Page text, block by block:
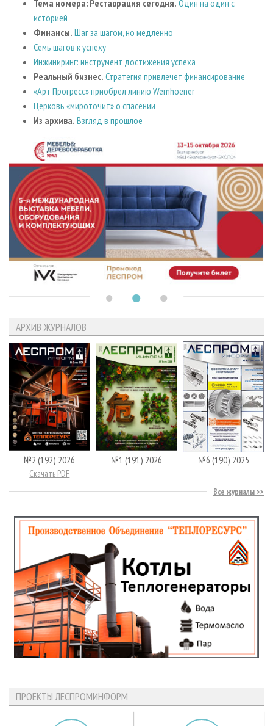
Тема номера: Реставрация сегодня. Один на один с
историей
Финансы. Шаг за шагом, но медленно
Семь шагов к успеху
Инжиниринг: инструмент достижения успеха
Реальный бизнес. Стратегия привлечет финансирование
«Арт Прогресс» приобрел линию Wemhoener
Церковь «мироточит» о спасении
Из архива. Взгляд в прошлое
АРХИВ ЖУРНАЛОВ
№2 (192) 2026
Скачать PDF
№1 (191) 2026 №6 (190) 2025
Все журналы
ПРОЕКТЫ ЛЕСПРОМИНФОРМ